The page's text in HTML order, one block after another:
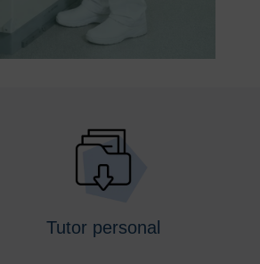
Tutor personal